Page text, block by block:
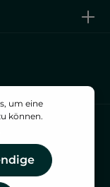
um eine
können.